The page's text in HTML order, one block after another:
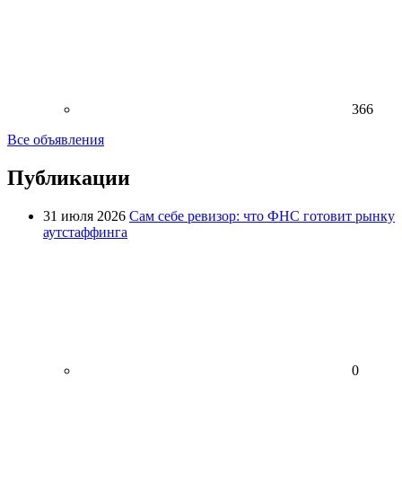
366
Все объявления
Публикации
31 июля 2026 Сам себе ревизор: что ФНС готовит рынку
аутстаффинга
0